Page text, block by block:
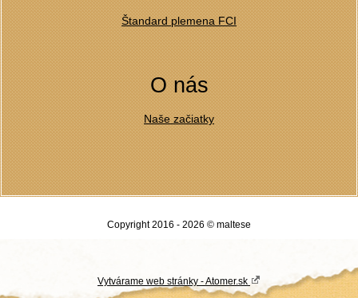
Štandard plemena FCI
O nás
Naše začiatky
Copyright 2016 - 2026 © maltese
Vytvárame web stránky - Atomer.sk